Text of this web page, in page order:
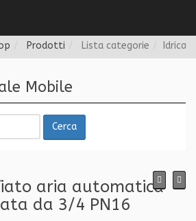
Prodotti Lista categorie Idrica
Mobile
Cerca
aria automatica
da 3/4 PN16